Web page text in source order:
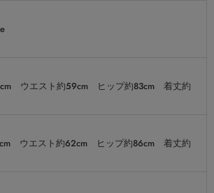
ウエスト約59cm ヒップ約83cm 着丈約
ウエスト約62cm ヒップ約86cm 着丈約